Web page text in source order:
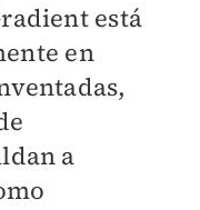
está
en
a